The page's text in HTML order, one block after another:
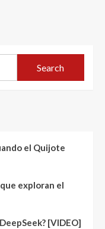
Search
el Quijote
exploran el
[VIDEO]